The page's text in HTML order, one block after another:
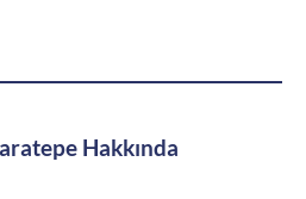
Hakkında